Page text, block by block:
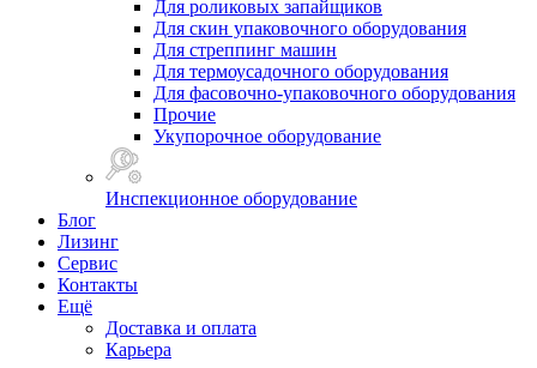
Для роликовых запайщиков
Для скин упаковочного оборудования
Для стреппинг машин
Для термоусадочного оборудования
Для фасовочно-упаковочного оборудования
Прочие
Укупорочное оборудование
Инспекционное оборудование
Блог
Лизинг
Сервис
Контакты
Ещё
Доставка и оплата
Карьера